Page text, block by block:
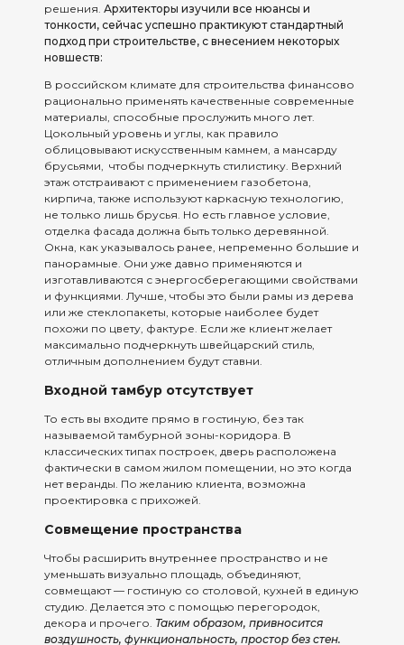
решения. Архитекторы изучили все нюансы и
тонкости, сейчас успешно практикуют стандартный
подход при строительстве, с внесением некоторых
новшеств:
В российском климате для строительства финансово
рационально применять качественные современные
материалы, способные прослужить много лет.
Цокольный уровень и углы, как правило
облицовывают искусственным камнем, а мансарду
брусьями, чтобы подчеркнуть стилистику. Верхний
этаж отстраивают с применением газобетона,
кирпича, также используют каркасную технологию,
не только лишь брусья. Но есть главное условие,
отделка фасада должна быть только деревянной.
Окна, как указывалось ранее, непременно большие и
панорамные. Они уже давно применяются и
изготавливаются с энергосберегающими свойствами
и функциями. Лучше, чтобы это были рамы из дерева
или же стеклопакеты, которые наиболее будет
похожи по цвету, фактуре. Если же клиент желает
максимально подчеркнуть швейцарский стиль,
отличным дополнением будут ставни.
Входной тамбур отсутствует
То есть вы входите прямо в гостиную, без так
называемой тамбурной зоны-коридора. В
классических типах построек, дверь расположена
фактически в самом жилом помещении, но это когда
нет веранды. По желанию клиента, возможна
проектировка с прихожей.
Совмещение пространства
Чтобы расширить внутреннее пространство и не
уменьшать визуально площадь, объединяют,
совмещают — гостиную со столовой, кухней в единую
студию. Делается это с помощью перегородок,
декора и прочего. Таким образом, привносится
воздушность, функциональность, простор без стен.